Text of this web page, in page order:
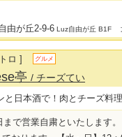
由が丘2-9-6 Luz自由が丘 B1F
ロ ] グルメ
亭/ チーズてい
と日本酒で！肉とチーズ料
まで営業自粛といたします